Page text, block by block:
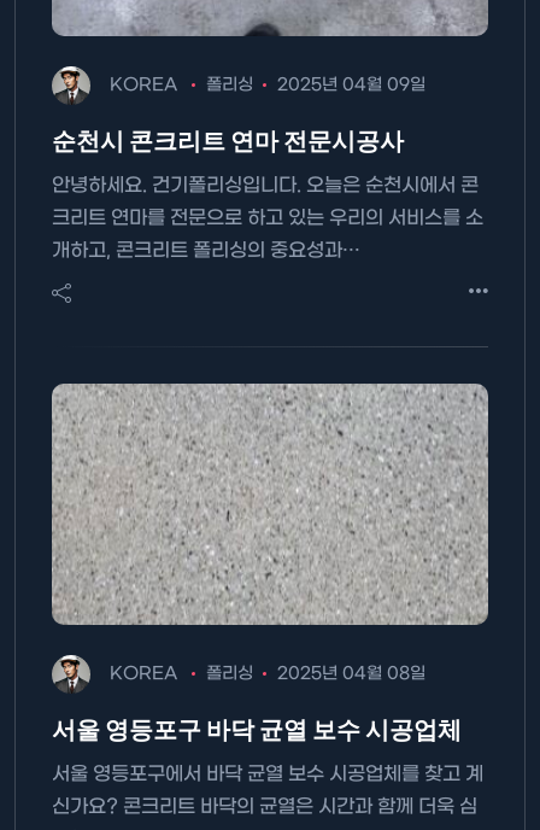
KOREA 폴리싱 2025년 04월 09일
순천시 콘크리트 연마 전문시공사
안녕하세요. 건기폴리싱입니다. 오늘은 순천시에서 콘
크리트 연마를 전문으로 하고 있는 우리의 서비스를 소
개하고, 콘크리트 폴리싱의 중요성과…
KOREA 폴리싱 2025년 04월 08일
서울 영등포구 바닥 균열 보수 시공업체
서울 영등포구에서 바닥 균열 보수 시공업체를 찾고 계
신가요? 콘크리트 바닥의 균열은 시간과 함께 더욱 심